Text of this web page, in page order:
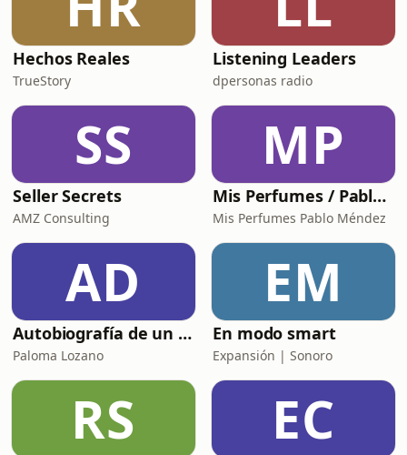
Hechos Reales
TrueStory
Listening Leaders
dpersonas radio
SS
Seller Secrets
AMZ Consulting
MP
Mis Perfumes / Pablo Méndez
Mis Perfumes Pablo Méndez
AD
Autobiografía de un Yogui con sitar
Paloma Lozano
EM
En modo smart
Expansión | Sonoro
RS EC